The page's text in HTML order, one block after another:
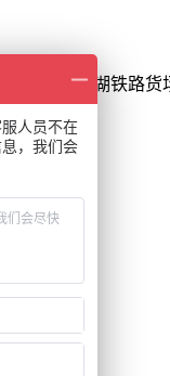
业路1号平湖铁路货
人员不在
，我们会